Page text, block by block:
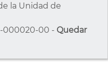
la Unidad de
000020-00 - Quedar